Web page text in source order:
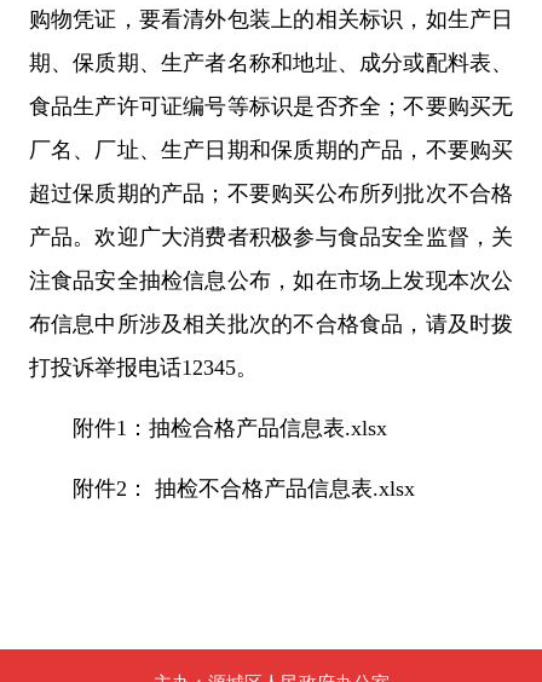
购物凭证，要看清外包装上的相关标识，如生产日
期、保质期、生产者名称和地址、成分或配料表、
食品生产许可证编号等标识是否齐全；不要购买无
厂名、厂址、生产日期和保质期的产品，不要购买
超过保质期的产品；不要购买公布所列批次不合格
产品。欢迎广大消费者积极参与食品安全监督，关
注食品安全抽检信息公布，如在市场上发现本次公
布信息中所涉及相关批次的不合格食品，请及时拨
打投诉举报电话12345。
附件1：抽检合格产品信息表.xlsx
附件2： 抽检不合格产品信息表.xlsx